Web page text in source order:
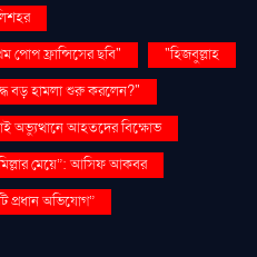
পোপ ফ্রান্সিসের ছবি"
"হিজবুল্লাহ
বড় হামলা শুরু করলেন?"
অভ্যুত্থানে আহতদের বিক্ষোভ
মেয়ে”: আসিফ আকবর
প্রধান অভিযোগ”